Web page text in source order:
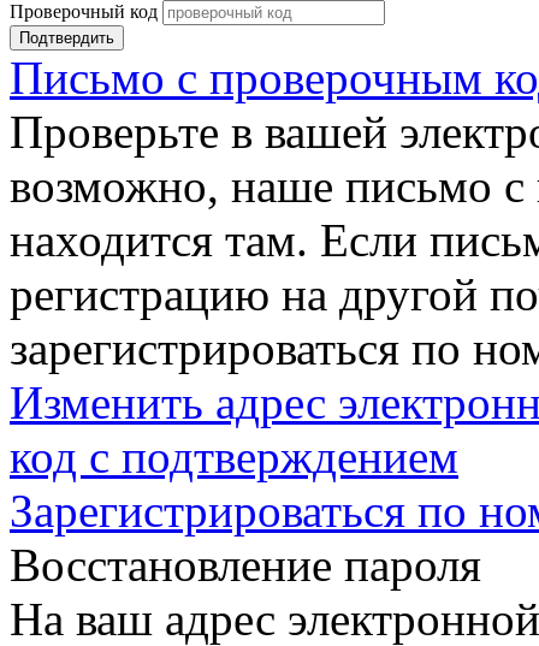
Проверочный код
Подтвердить
Письмо с проверочным
Проверьте в вашей
возможно, наше письмо с
находится там. Если
регистрацию на другой
зарегистрироваться по
Изменить адрес
код с подтверждением
Зарегистрироваться по
Восстановление пароля
На ваш адрес